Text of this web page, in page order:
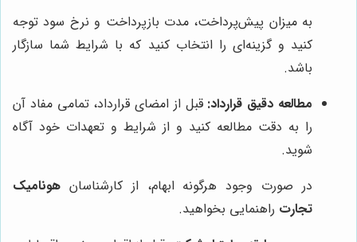
به میزان پیش‌پرداخت، مدت بازپرداخت و نرخ سود توجه
کنید و گزینه‌ای را انتخاب کنید که با شرایط شما سازگار
باشد.
مطالعه دقیق قرارداد: قبل از امضای قرارداد، تمامی مفاد آن
را به دقت مطالعه کنید و از شرایط و تعهدات خود آگاه
شوید.
در صورت وجود هرگونه ابهام، از کارشناسان هونامیک
تجارت راهنمایی بخواهید.